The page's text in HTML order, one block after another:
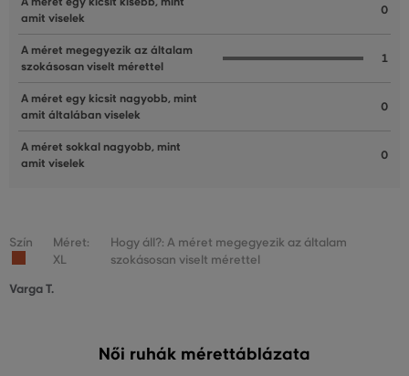
amit viselek
0
A méret megegyezik az általam
szokásosan viselt mérettel
1
A méret egy kicsit nagyobb, mint
amit általában viselek
0
A méret sokkal nagyobb, mint
amit viselek
0
Szín
Méret:
XL
Hogy áll?: A méret megegyezik az általam
szokásosan viselt mérettel
Varga T.
Női ruhák mérettáblázata